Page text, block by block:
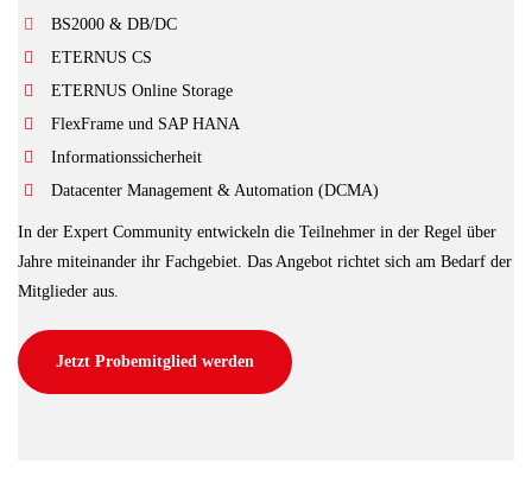
BS2000 & DB/DC
ETERNUS CS
ETERNUS Online Storage
FlexFrame und SAP HANA
Informationssicherheit
Datacenter Management & Automation (DCMA)
In der Expert Community entwickeln die Teilnehmer in der Regel über
Jahre miteinander ihr Fachgebiet. Das Angebot richtet sich am Bedarf der
Mitglieder aus.
Jetzt Probemitglied werden